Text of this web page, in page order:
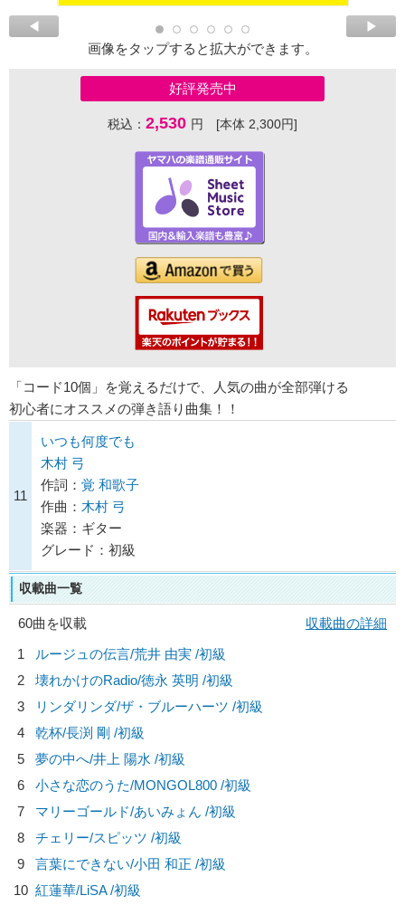
画像をタップすると拡大ができます。
好評発売中
税込： 2,530 円 [本体 2,300円]
「コード10個」を覚えるだけで、人気の曲が全部弾ける
初心者にオススメの弾き語り曲集！！
11
いつも何度でも
木村 弓
作詞： 覚 和歌子
作曲： 木村 弓
楽器：ギター
グレード：初級
収載曲一覧
60曲を収載
収載曲の詳細
1
ルージュの伝言/荒井 由実 /初級
2
壊れかけのRadio/徳永 英明 /初級
3
リンダリンダ/ザ・ブルーハーツ /初級
4
乾杯/長渕 剛 /初級
5
夢の中へ/井上 陽水 /初級
6
小さな恋のうた/MONGOL800 /初級
7
マリーゴールド/あいみょん /初級
8
チェリー/スピッツ /初級
9
言葉にできない/小田 和正 /初級
10 紅蓮華/LiSA/初級